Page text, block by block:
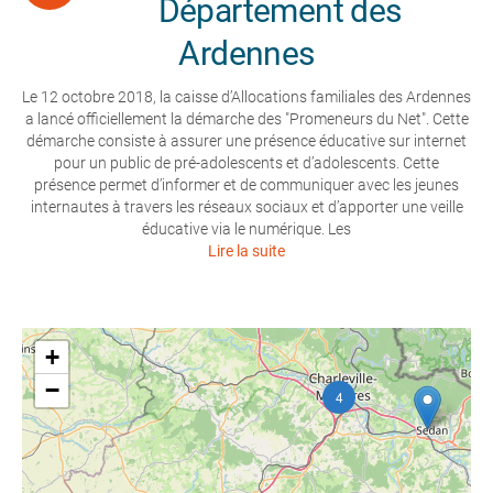
Département des
Ardennes
Le 12 octobre 2018, la caisse d’Allocations familiales des Ardennes
a lancé officiellement la démarche des "Promeneurs du Net". Cette
démarche consiste à assurer une présence éducative sur internet
pour un public de pré-adolescents et d’adolescents. Cette
présence permet d’informer et de communiquer avec les jeunes
internautes à travers les réseaux sociaux et d’apporter une veille
éducative via le numérique. Les
Lire la suite
4
+
−